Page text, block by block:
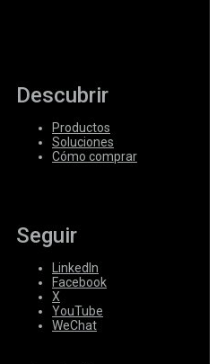
Descubrir
Productos
Soluciones
Cómo comprar
Seguir
LinkedIn
Facebook
X
YouTube
WeChat